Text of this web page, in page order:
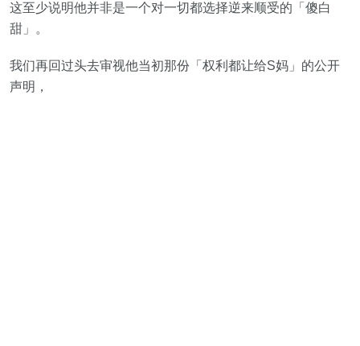
这至少说明他并非是一个对一切都选择逆来顺受的「傻白
甜」。
我们再回过头去审视他当初那份「权利都让给S妈」的公开
声明，